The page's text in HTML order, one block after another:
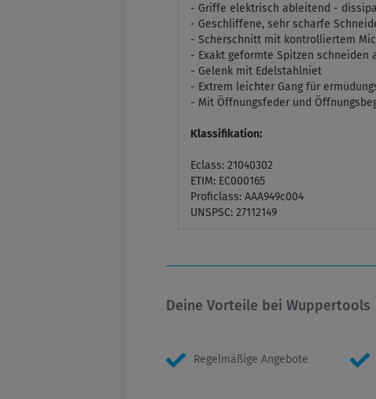
- Griffe elektrisch ableitend -
- Geschliffene, sehr scharfe
- Scherschnitt mit kontrolliertem
- Exakt geformte Spitzen schneiden
- Gelenk mit Edelstahlniet
- Extrem leichter Gang für
- Mit Öffnungsfeder und
Klassifikation:
Eclass: 21040302
ETIM: EC000165
Proficlass: AAA949c004
UNSPSC: 27112149
Deine Vorteile bei Wuppertools
Regelmäßige Angebote